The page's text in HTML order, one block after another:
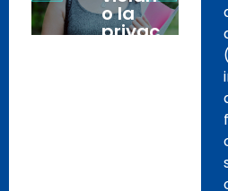
o la
privac